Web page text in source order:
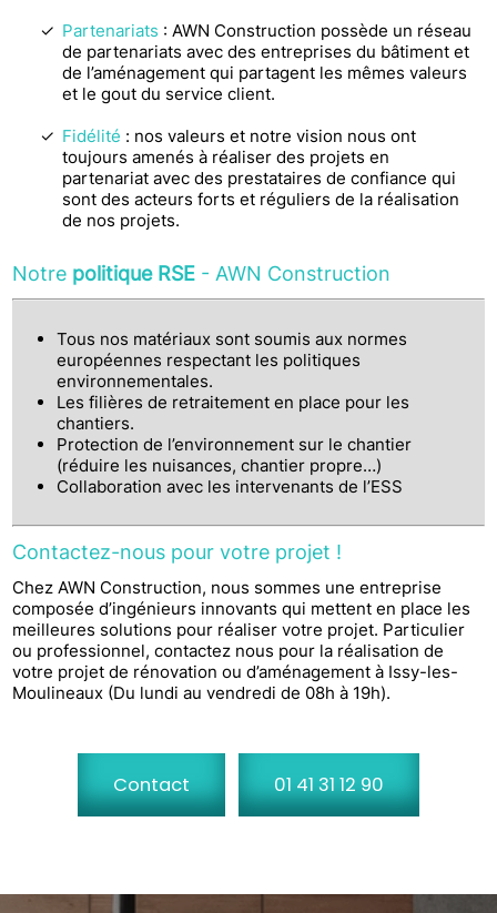
Partenariats : AWN Construction possède un réseau
de partenariats avec des entreprises du bâtiment et
de l’aménagement qui partagent les mêmes valeurs
et le gout du service client.
Fidélité : nos valeurs et notre vision nous ont
toujours amenés à réaliser des projets en
partenariat avec des prestataires de confiance qui
sont des acteurs forts et réguliers de la réalisation
de nos projets.
Notre politique RSE - AWN Construction
Tous nos matériaux sont soumis aux normes
européennes respectant les politiques
environnementales.
Les filières de retraitement en place pour les
chantiers.
Protection de l’environnement sur le chantier
(réduire les nuisances, chantier propre…)
Collaboration avec les intervenants de l’ESS
Contactez-nous pour votre projet !
Chez AWN Construction, nous sommes une entreprise
composée d’ingénieurs innovants qui mettent en place les
meilleures solutions pour réaliser votre projet. Particulier
ou professionnel, contactez nous pour la réalisation de
votre projet de rénovation ou d’aménagement à Issy-les-
Moulineaux (Du lundi au vendredi de 08h à 19h).
Contact 01 41 31 12 90